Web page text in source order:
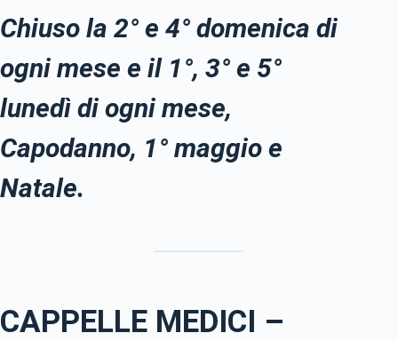
Chiuso la 2° e 4° domenica di
ogni mese e il 1°, 3° e 5°
lunedì di ogni mese,
Capodanno, 1° maggio e
Natale.
CAPPELLE MEDICI –